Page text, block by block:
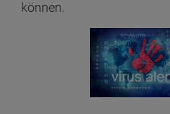
können.